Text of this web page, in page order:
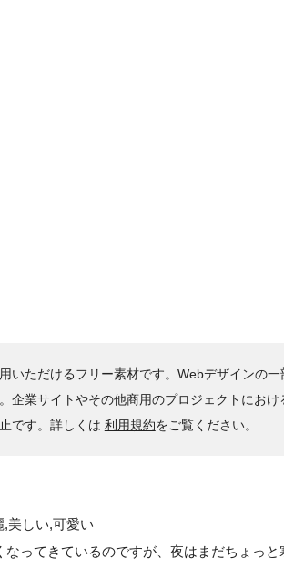
いただけるフリー素材です。Webデザインの
企業サイトやその他商用のプロジェクトにおけ
です。詳しくは 利用規約をご覧ください。
美しい,可愛い
ってきているのですが、夜はまだちょっ